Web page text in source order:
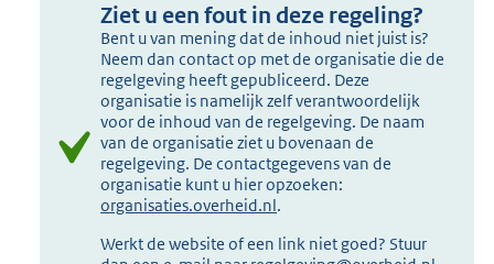
Ziet u een fout in deze regeling?
Bent u van mening dat de inhoud niet juist is?
Neem dan contact op met de organisatie die de
regelgeving heeft gepubliceerd. Deze
organisatie is namelijk zelf verantwoordelijk
voor de inhoud van de regelgeving. De naam
van de organisatie ziet u bovenaan de
regelgeving. De contactgegevens van de
organisatie kunt u hier opzoeken:
organisaties.overheid.nl.
Werkt de website of een link niet goed? Stuur